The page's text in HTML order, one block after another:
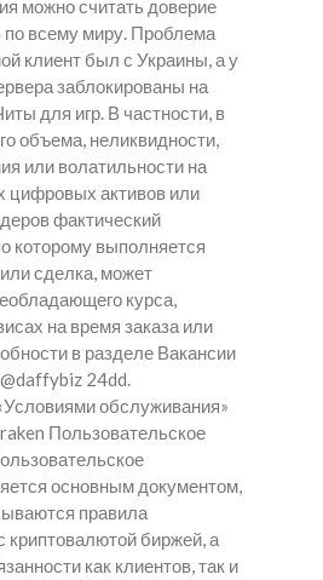
можно считать доверие
по всему миру. Проблема
клиент был с Украины, а у
заблокированы на
для игр. В частности, в
объема, неликвидности,
или волатильности на
активов или
фактический
которому выполняется
сделка, может
курса,
на время заказа или
в разделе Вакансии
24dd.
обслуживания»
Пользовательское
основным документом,
правила
криптовалютой биржей, а
как клиентов, так и